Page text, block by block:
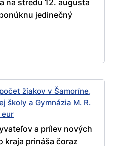
na stredu 12. augusta
jedinečný
žiakov v Šamoríne,
školy a Gymnázia M. R.
eur
a prílev nových
kraja prináša čoraz